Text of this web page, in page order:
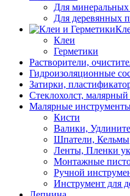
Для минеральных
Для деревянных
Клеи
Герметики
Растворители,
Гидроизоляционные
Затирки,
Стеклохолст,
Малярные
Кисти
Валики,
Шпатели, Кельмы
Ленты, Пленки
Монтажные
Ручной
Инструмент для